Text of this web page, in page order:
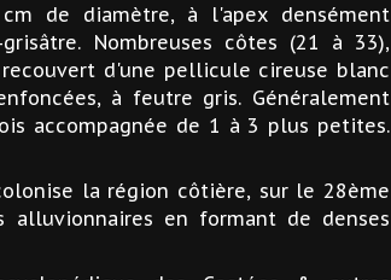
de diamètre, à l'apex densément
Nombreuses côtes (21 à 33),
d'une pellicule cireuse blanc
à feutre gris. Généralement
accompagnée de 1 à 3 plus petites.
la région côtière, sur le 28ème
alluvionnaires en formant de denses